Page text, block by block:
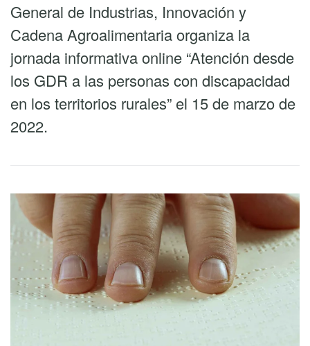
General de Industrias, Innovación y
Cadena Agroalimentaria organiza la
jornada informativa online “Atención desde
los GDR a las personas con discapacidad
en los territorios rurales” el 15 de marzo de
2022.